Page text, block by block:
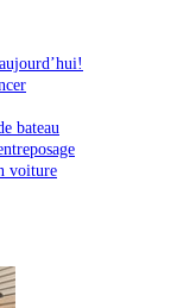
bateau
voiture